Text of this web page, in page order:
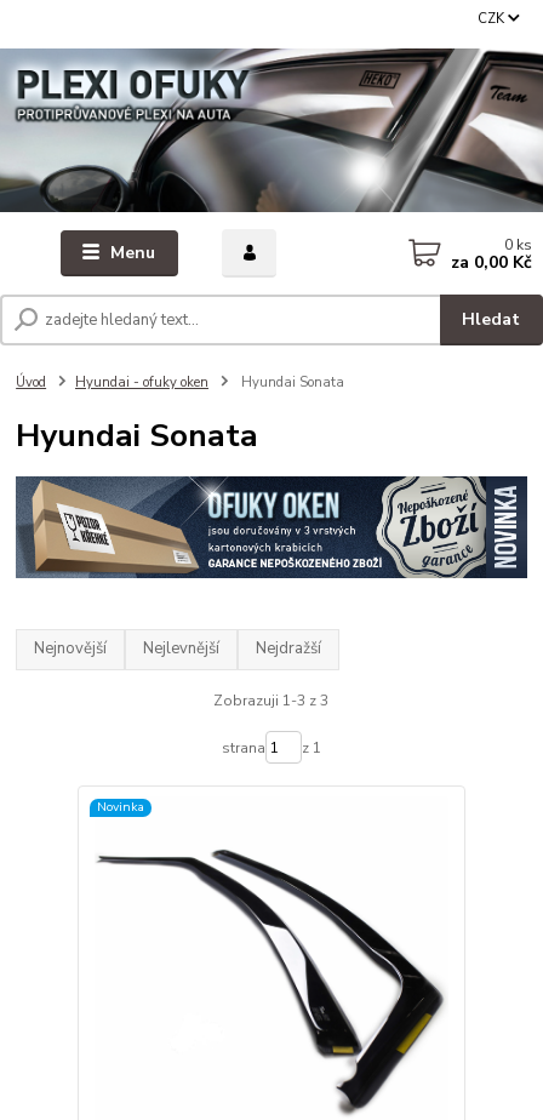
Menu
CZK
Hledat
0 ks
za 0,00 Kč
Úvod Hyundai - ofuky oken Hyundai Sonata
Hyundai Sonata
Nejnovější Nejlevnější Nejdražší
Zobrazuji 1-3 z 3
strana z 1
Novinka